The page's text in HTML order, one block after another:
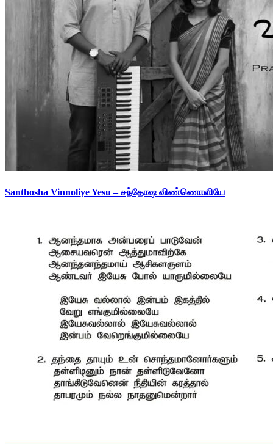
Santhosha Vinnoliye Yesu – சந்தோஷ விண்ணொளியே